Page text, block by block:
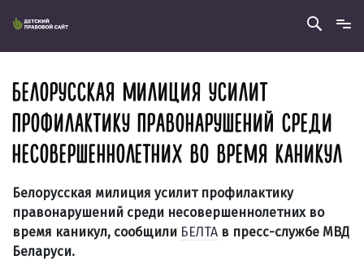
БЕЛОРУССКАЯ МИЛИЦИЯ УСИЛИТ
ПРОФИЛАКТИКУ ПРАВОНАРУШЕНИЙ СРЕДИ
НЕСОВЕРШЕННОЛЕТНИХ ВО ВРЕМЯ КАНИКУЛ
Белорусская милиция усилит профилактику
правонарушений среди несовершеннолетних во
время каникул, сообщили БЕЛТА в пресс-службе МВД
Беларуси.